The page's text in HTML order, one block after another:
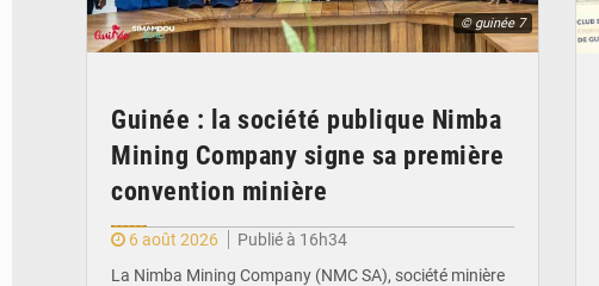
© guinée 7
Guinée : la société publique Nimba
Mining Company signe sa première
convention minière
6 août 2026
Publié à 16h34
La Nimba Mining Company (NMC SA), société minière